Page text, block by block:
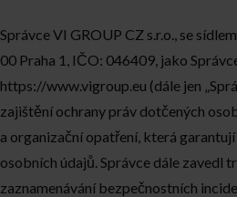
Správce VI GROUP CZ s.r.o., se
00 Praha 1, IČO: 046409, jako
https://www.vigroup.eu (dále jen
zajištění ochrany práv dotčených
a organizační opatření, která
osobních údajů. Správce dále zavedl
zaznamenávání bezpečnostních